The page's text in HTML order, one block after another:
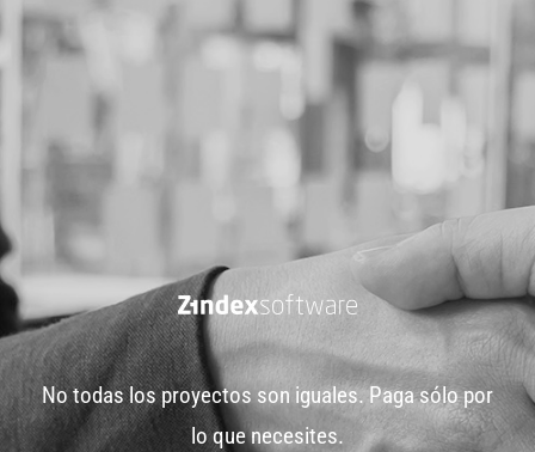
No todas los proyectos son iguales. Paga sólo por
lo que necesites.